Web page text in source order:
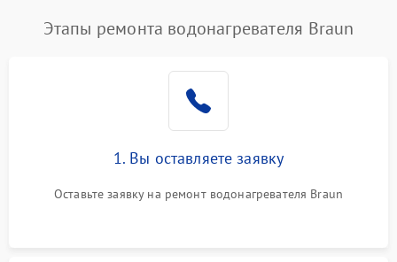
Этапы ремонта водонагревателя Braun
1. Вы оставляете заявку
Оставьте заявку на ремонт водонагревателя Braun